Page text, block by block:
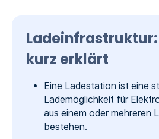
kurz erklärt
Eine Ladestation ist eine
Lademöglichkeit für
aus einem oder mehreren
bestehen.